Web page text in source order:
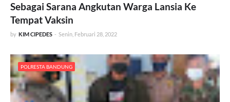
Sebagai Sarana Angkutan Warga Lansia Ke
Tempat Vaksin
by KIM CIPEDES - Senin, Februari 28, 2022
POLRESTA BANDUNG